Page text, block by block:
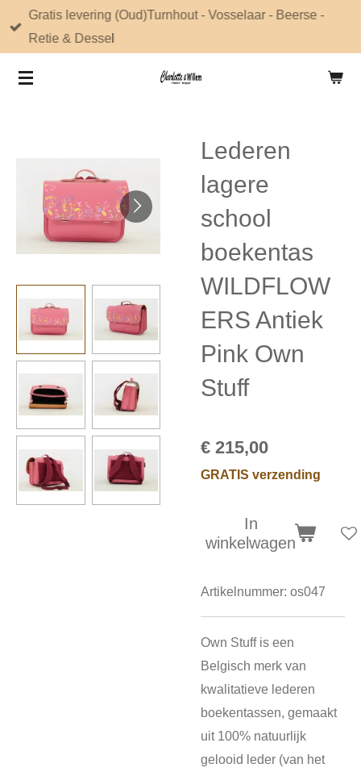
direct
de
Gratis levering (Oud)Turnhout - Vosselaar - Beerse -
Retie & Dessel
Lederen
lagere
school
boekentas
WILDFLOW
ERS Antiek
Pink Own
Stuff
€ 215,00
GRATIS verzending
In
winkelwagen
Artikelnummer: os047
Own Stuff is een
Belgisch merk van
kwalitatieve lederen
boekentassen, gemaakt
uit 100% natuurlijk
gelooid leder (van het